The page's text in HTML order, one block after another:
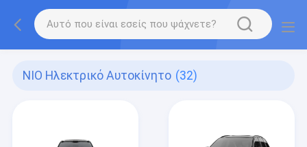
NIO Ηλεκτρικό Αυτοκίνητο (32)